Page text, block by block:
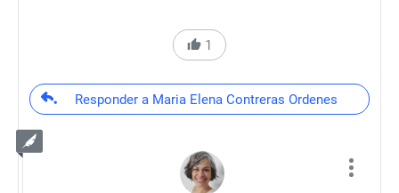
1
Responder a Maria Elena Contreras Ordenes